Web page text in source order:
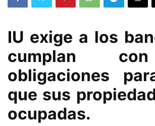
IU exige a los
cumplan
obligaciones
que sus
ocupadas.